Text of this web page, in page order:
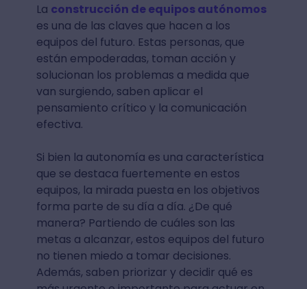
La construcción de equipos autónomos
es una de las claves que hacen a los
equipos del futuro. Estas personas, que
están empoderadas, toman acción y
solucionan los problemas a medida que
van surgiendo, saben aplicar el
pensamiento crítico y la comunicación
efectiva.
Si bien la autonomía es una característica
que se destaca fuertemente en estos
equipos, la mirada puesta en los objetivos
forma parte de su día a día. ¿De qué
manera? Partiendo de cuáles son las
metas a alcanzar, estos equipos del futuro
no tienen miedo a tomar decisiones.
Además, saben priorizar y decidir qué es